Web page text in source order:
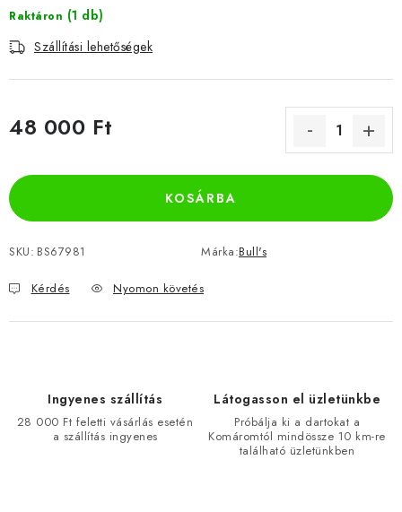
Raktáron (1 db)
Szállítási lehetőségek
48 000 Ft
KOSÁRBA
SKU: BS67981 Márka:Bull's
Kérdés Nyomon követés
Ingyenes szállítás
28 000 Ft feletti vásárlás esetén
a szállítás ingyenes
Látogasson el üzletünkbe
Próbálja ki a dartokat a
Komáromtól mindössze 10 km-re
található üzletünkben